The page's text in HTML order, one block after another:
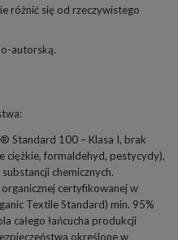
różnić się od rzeczywistego
autorską.
Standard 100 – Klasa I, brak
ciężkie, formaldehyd, pestycydy),
chemicznych.
certyfikowanej w
Textile Standard) min. 95%
całego łańcucha produkcji
określone w